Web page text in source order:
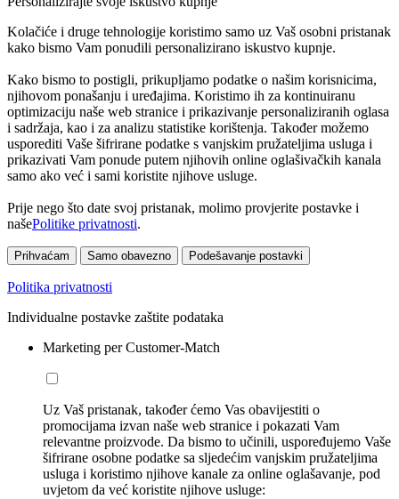
Kolačiće i druge tehnologije koristimo samo uz Vaš osobni pristanak
kako bismo Vam ponudili personalizirano iskustvo kupnje.
Kako bismo to postigli, prikupljamo podatke o našim korisnicima,
njihovom ponašanju i uređajima. Koristimo ih za kontinuiranu
optimizaciju naše web stranice i prikazivanje personaliziranih oglasa
i sadržaja, kao i za analizu statistike korištenja. Također možemo
usporediti Vaše šifrirane podatke s vanjskim pružateljima usluga i
prikazivati Vam ponude putem njihovih online oglašivačkih kanala
samo ako već i sami koristite njihove usluge.
Prije nego što date svoj pristanak, molimo provjerite postavke i
našePolitike privatnosti.
Prihvaćam Samo obavezno Podešavanje postavki
Politika privatnosti
Individualne postavke zaštite podataka
Marketing per Customer-Match
Uz Vaš pristanak, također ćemo Vas obavijestiti o
promocijama izvan naše web stranice i pokazati Vam
relevantne proizvode. Da bismo to učinili, uspoređujemo Vaše
šifrirane osobne podatke sa sljedećim vanjskim pružateljima
usluga i koristimo njihove kanale za online oglašavanje, pod
uvjetom da već koristite njihove usluge: